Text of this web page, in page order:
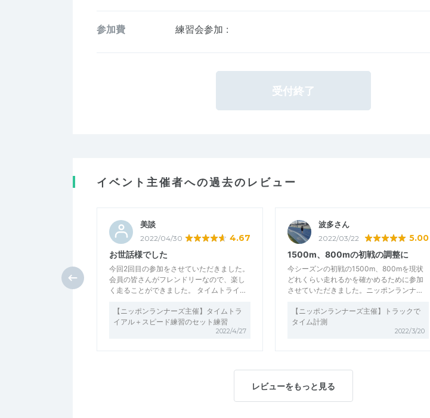
参加費 練習会参加 :
受付終了
イベント主催者への過去のレビュー
美談
2022/04/30 4.67
お世話様でした
今回2回目の参加をさせていただきました。
会員の皆さんがフレンドリーなので、楽し
く走ることができました。 タイムトライ…
【ニッポンランナーズ主催】タイムトラ
イアル＋スピード練習のセット練習
2022/4/27
波多さん
2022/03/22 5.00
1500m、800mの初戦の調整に
今シーズンの初戦の1500m、800mを現状
どれくらい走れるかを確かめるために参加
させていただきました。ニッポンランナ…
【ニッポンランナーズ主催】トラックで
タイム計測
2022/3/20
レビューをもっと見る